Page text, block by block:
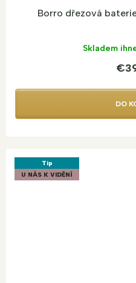
Borro dřezová
Skladem
DO
Tip
U NÁS K VIDĚNÍ